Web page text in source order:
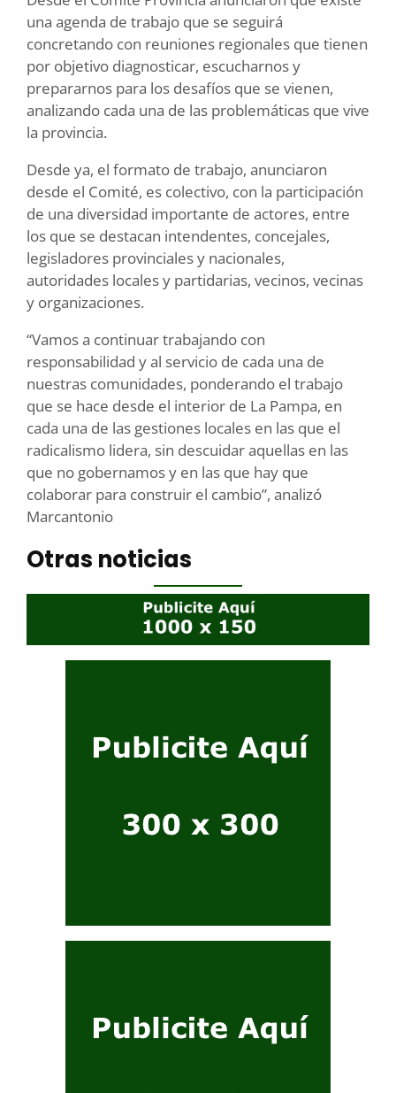
una agenda de trabajo que se seguirá
concretando con reuniones regionales que tienen
por objetivo diagnosticar, escucharnos y
prepararnos para los desafíos que se vienen,
analizando cada una de las problemáticas que vive
la provincia.
Desde ya, el formato de trabajo, anunciaron
desde el Comité, es colectivo, con la participación
de una diversidad importante de actores, entre
los que se destacan intendentes, concejales,
legisladores provinciales y nacionales,
autoridades locales y partidarias, vecinos, vecinas
y organizaciones.
“Vamos a continuar trabajando con
responsabilidad y al servicio de cada una de
nuestras comunidades, ponderando el trabajo
que se hace desde el interior de La Pampa, en
cada una de las gestiones locales en las que el
radicalismo lidera, sin descuidar aquellas en las
que no gobernamos y en las que hay que
colaborar para construir el cambio”, analizó
Marcantonio
Otras noticias